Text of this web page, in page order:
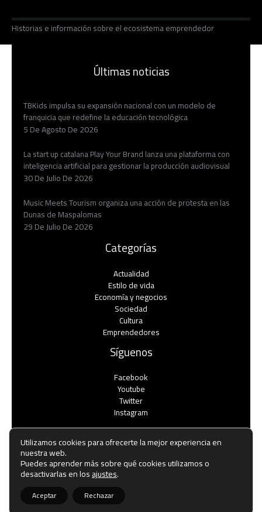
Historias e información sobre el ecosistema emprendedor
Últimas noticias
TBKids impulsa su expansión nacional con un modelo de
franquicia que redefine la educación tecnológica
5 De Agosto De 2026
La start up catalana Play Your Brand lanza una plataforma con
inteligencia artificial para gestionar la producción audiovisual
30 De Julio De 2026
Music Meets Tourism organiza una acción de protesta en las
Dunas de Maspalomas
29 De Julio De 2026
Categorías
Actualidad
Estilo de vida
Economía y negocios​
Sociedad
Cultura
Emprendedores
Síguenos
Facebook
Youtube
Twitter
Instagram
Copyright © Todos los derechos reservados -
noticiasemprendedores.es
Política de privacidad
Utilizamos cookies para ofrecerte la mejor experiencia en
nuestra web.
Puedes aprender más sobre qué cookies utilizamos o
desactivarlas en losajustes.
Aceptar Rechazar